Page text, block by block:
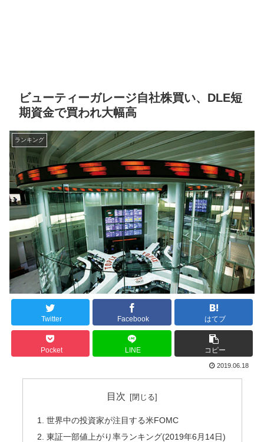
ビューティーガレージ自社株買い、DLE短
期資金で買われ大幅高
ランキング
Twitter Facebook はてブ
Pocket LINE コピー
2019.06.18
目次
世界中の投資家が注目する米FOMC
東証一部値上がり率ランキング(2019年6月14日)